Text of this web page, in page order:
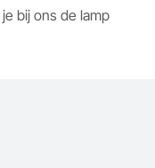
bij ons de lamp